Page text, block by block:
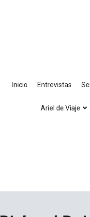
Inicio Entrevistas
Ariel de Viaje